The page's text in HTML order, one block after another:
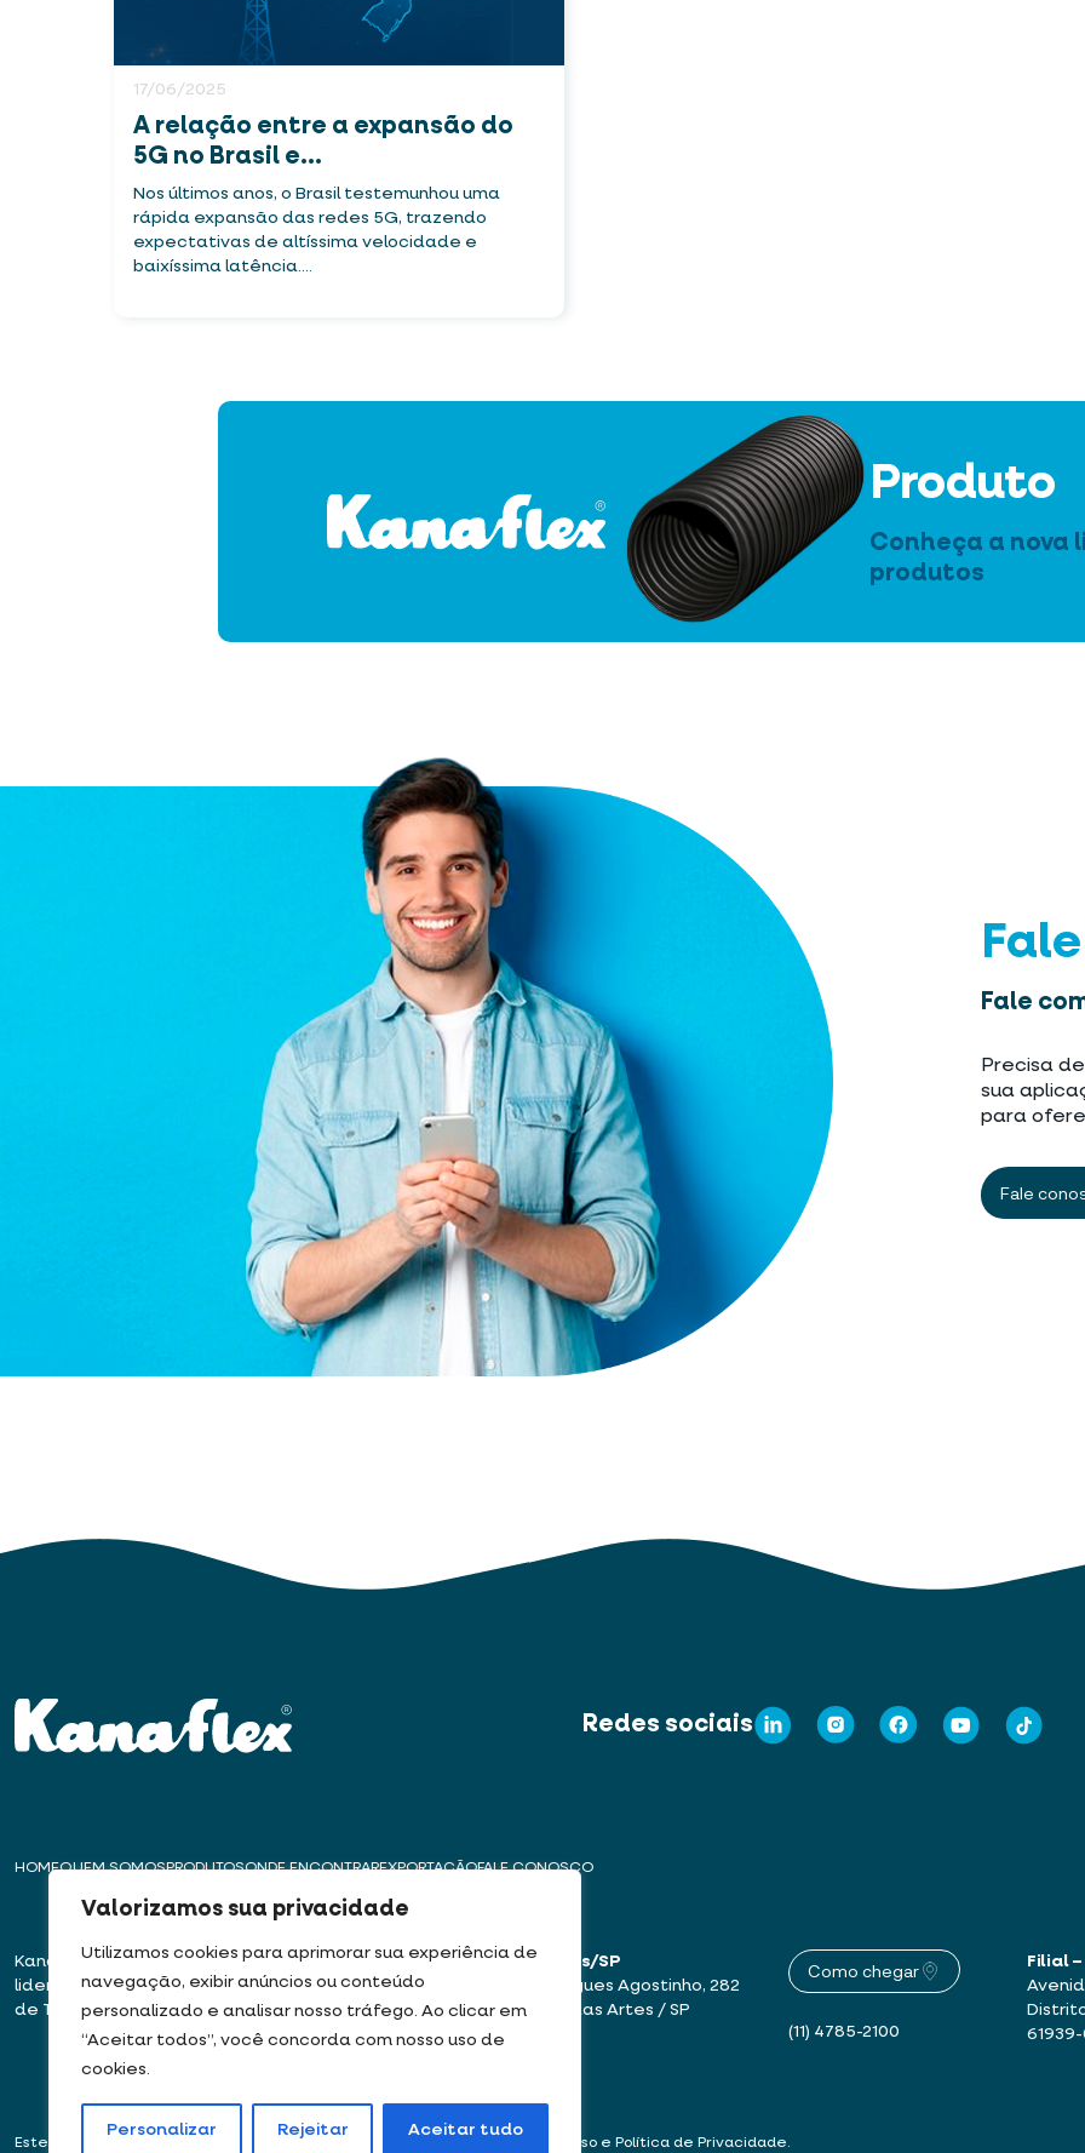
Valorizamos sua privacidade
Utilizamos cookies para aprimorar sua experiência de
navegação, exibir anúncios ou conteúdo
personalizado e analisar nosso tráfego. Ao clicar em
“Aceitar todos”, você concorda com nosso uso de
cookies.
Personalizar Rejeitar Aceitar tudo
17/06/2025
A relação entre a expansão do
5G no Brasil e...
Nos últimos anos, o Brasil testemunhou uma
rápida expansão das redes 5G, trazendo
expectativas de altíssima velocidade e
baixíssima latência....
Produto
Conheça a nova
produtos
Fale
Precisa
sua
para
Fale
Redes sociais
HOMEQUEM SOMOSPRODUTOSONDE ENCONTRAREXPORTAÇÃOFALE CONOSCO
Kanaflex – Há mais de 50 anos
liderando a inovação na produção
de Tubos, Dutos e Mangueiras
Matriz – Embu das Artes/SP
Rua José Semião Rodrigues Agostinho, 282
Bairro Quinhaú – Embu das Artes / SP
06833-905
Como chegar
(11) 4785-2100
Filial
Este site usa cookies e dados pessoais de acordo com os nossos Termos de Uso e Política de Privacidade.